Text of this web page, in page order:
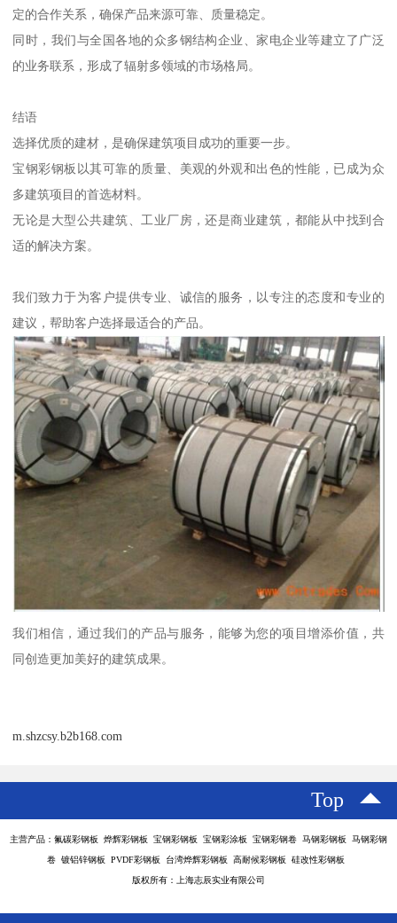
定的合作关系，确保产品来源可靠、质量稳定。
同时，我们与全国各地的众多钢结构企业、家电企业等建立了广泛
的业务联系，形成了辐射多领域的市场格局。
结语
选择优质的建材，是确保建筑项目成功的重要一步。
宝钢彩钢板以其可靠的质量、美观的外观和出色的性能，已成为众
多建筑项目的首选材料。
无论是大型公共建筑、工业厂房，还是商业建筑，都能从中找到合
适的解决方案。
我们致力于为客户提供专业、诚信的服务，以专注的态度和专业的
建议，帮助客户选择最适合的产品。
我们相信，通过我们的产品与服务，能够为您的项目增添价值，共
同创造更加美好的建筑成果。
m.shzcsy.b2b168.com
Top
主营产品：氟碳彩钢板 烨辉彩钢板 宝钢彩钢板 宝钢彩涂板 宝钢彩钢卷 马钢彩钢板 马钢彩钢
卷 镀铝锌钢板 PVDF彩钢板 台湾烨辉彩钢板 高耐候彩钢板 硅改性彩钢板
版权所有：上海志辰实业有限公司